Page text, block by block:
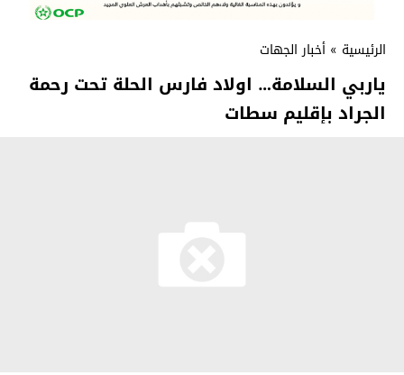
الرئيسية » أخبار الجهات
ياربي السلامة… اولاد فارس الحلة تحت رحمة
الجراد بإقليم سطات